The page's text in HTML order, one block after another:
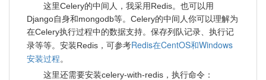
这里Celery的中间人，我采用Redis。也可以用
Django自身和mongodb等。Celery的中间人你可以理解为
在Celery执行过程中的数据支持。保存列队记录、执行记
录等等。安装Redis，可参考Redis在CentOS和Windows
安装过程。
这里还需要安装celery-with-redis，执行命令：